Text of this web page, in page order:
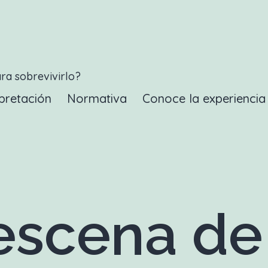
sobrevivirlo?
Normativa Conoce la